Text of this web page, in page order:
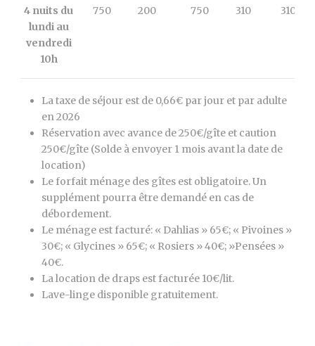
4 nuits du
lundi au
vendredi
10h
750 200 750 310
310
La taxe de séjour est de 0,66€ par jour et par adulte
en 2026
Réservation avec avance de 250€/gîte et caution
250€/gîte (Solde à envoyer 1 mois avant la date de
location)
Le forfait ménage des gîtes est obligatoire. Un
supplément pourra être demandé en cas de
débordement.
Le ménage est facturé: « Dahlias » 65€; « Pivoines »
30€; « Glycines » 65€; « Rosiers » 40€; »Pensées »
40€.
La location de draps est facturée 10€/lit.
Lave-linge disponible gratuitement.